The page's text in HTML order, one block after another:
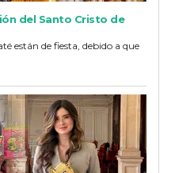
del Santo Cristo de
están de fiesta, debido a que